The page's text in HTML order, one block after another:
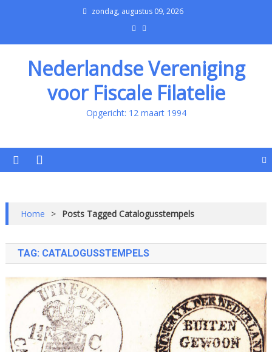
zondag, augustus 09, 2026
Nederlandse Vereniging
voor Fiscale Filatelie
Opgericht: 12 maart 1994
Home > Posts Tagged Catalogusstempels
TAG: CATALOGUSSTEMPELS